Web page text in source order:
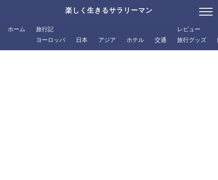
楽しく生きるサラリーマン
ホーム
旅行記
ヨーロッパ
日本 アジア ホテル 交通
レビュー
旅行グッズ